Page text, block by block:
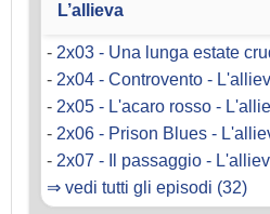
L’allieva
- 2x03 - Una lunga estate
- 2x04 - Controvento -
- 2x05 - L'acaro rosso -
- 2x06 - Prison Blues -
- 2x07 - Il passaggio -
⇒ vedi tutti gli episodi (32)